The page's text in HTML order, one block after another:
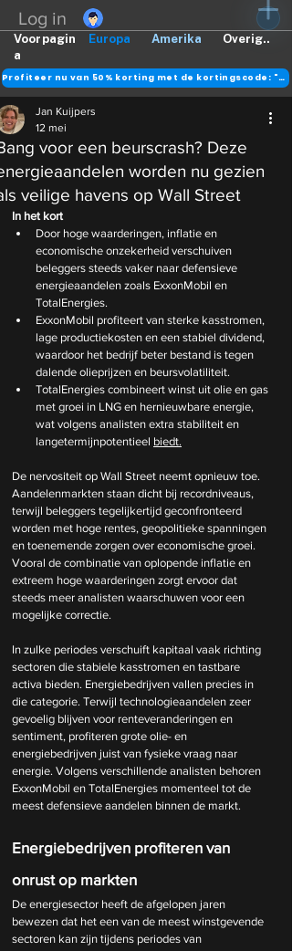
Log in
Europa Amerika Overig..
Voorpagin
a
Profiteer nu van 50% korting met de kortingscode: "DANK"
voor een beurscrash? Deze
worden nu gezien
veilige havens op Wall Street
Jan Kuijpers
12 mei
In het kort
Door hoge waarderingen, inflatie en
economische onzekerheid verschuiven
beleggers steeds vaker naar defensieve
energieaandelen zoals ExxonMobil en
TotalEnergies.
ExxonMobil profiteert van sterke kasstromen,
lage productiekosten en een stabiel dividend,
waardoor het bedrijf beter bestand is tegen
dalende olieprijzen en beursvolatiliteit.
TotalEnergies combineert winst uit olie en gas
met groei in LNG en hernieuwbare energie,
wat volgens analisten extra stabiliteit en
langetermijnpotentieel biedt.
De nervositeit op Wall Street neemt opnieuw toe.
Aandelenmarkten staan dicht bij recordniveaus,
terwijl beleggers tegelijkertijd geconfronteerd
worden met hoge rentes, geopolitieke spanningen
en toenemende zorgen over economische groei.
Vooral de combinatie van oplopende inflatie en
extreem hoge waarderingen zorgt ervoor dat
steeds meer analisten waarschuwen voor een
mogelijke correctie.
In zulke periodes verschuift kapitaal vaak richting
sectoren die stabiele kasstromen en tastbare
activa bieden. Energiebedrijven vallen precies in
die categorie. Terwijl technologieaandelen zeer
gevoelig blijven voor renteveranderingen en
sentiment, profiteren grote olie- en
energiebedrijven juist van fysieke vraag naar
energie. Volgens verschillende analisten behoren
ExxonMobil en TotalEnergies momenteel tot de
meest defensieve aandelen binnen de markt.
Energiebedrijven profiteren van
onrust op markten
De energiesector heeft de afgelopen jaren
bewezen dat het een van de meest winstgevende
sectoren kan zijn tijdens periodes van